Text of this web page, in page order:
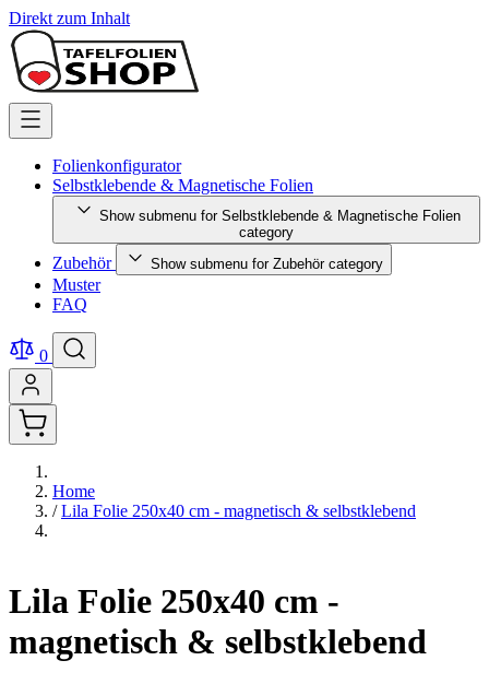
Direkt zum Inhalt
Folienkonfigurator
Selbstklebende & Magnetische Folien
Show submenu for Selbstklebende & Magnetische Folien
category
Zubehör Show submenu for Zubehör category
Muster
FAQ
0
Home
/ Lila Folie 250x40 cm - magnetisch & selbstklebend
Lila Folie 250x40 cm -
magnetisch & selbstklebend